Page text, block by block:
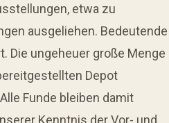
etwa zu
ausgeliehen. Bedeutende
Die ungeheuer große Menge
Depot
Funde bleiben damit
Kenntnis der Vor- und